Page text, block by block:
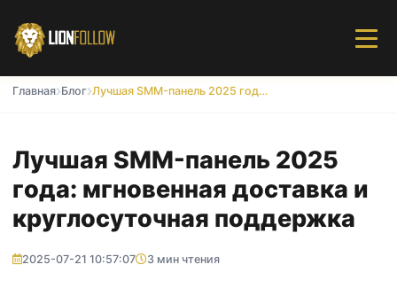
Главная Блог Лучшая SMM-панель 2025 года: мгновенная доставка и круглосуточная поддержка
Лучшая SMM-панель 2025
года: мгновенная доставка и
круглосуточная поддержка
2025-07-21 10:57:07 3 мин чтения